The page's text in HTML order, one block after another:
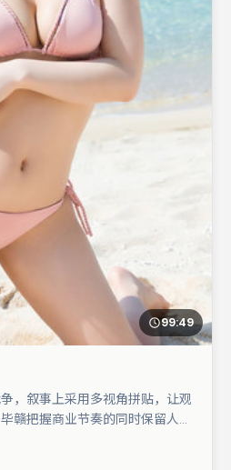
99:49
，叙事上采用多视角拼贴，让观
赣把握商业节奏的同时保留人物
别提供反差与喜剧/悬疑调剂